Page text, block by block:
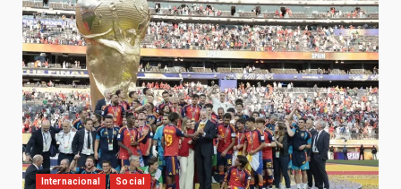
Internacional Social